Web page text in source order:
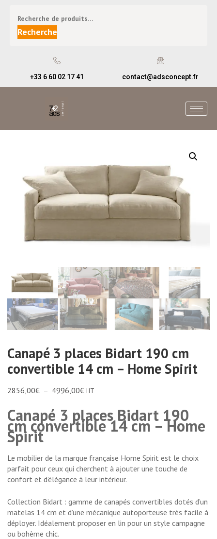
Recherche
+33 6 60 02 17 41 contact@adsconcept.fr
Canapé 3 places Bidart 190 cm
convertible 14 cm – Home Spirit
2856,00€ – 4996,00€ HT
Canapé 3 places Bidart 190
cm convertible 14 cm – Home
Spirit
Le mobilier de la marque française Home Spirit est le choix
parfait pour ceux qui cherchent à ajouter une touche de
confort et d’élégance à leur intérieur.
Collection Bidart : gamme de canapés convertibles dotés d’un
matelas 14 cm et d’une mécanique autoporteuse très facile à
déployer. Idéalement proposer en lin pour un style campagne
ou bohème chic.